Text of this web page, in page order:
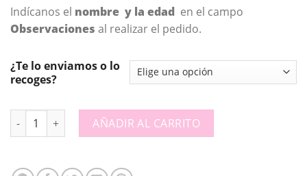
Indícanos el nombre y la edad en el campo
Observaciones al realizar el pedido.
¿Te lo enviamos o lo
recoges?
12 chapas 58mm - Felices nº + Nombre - 703126 quantity
AÑADIR AL CARRITO